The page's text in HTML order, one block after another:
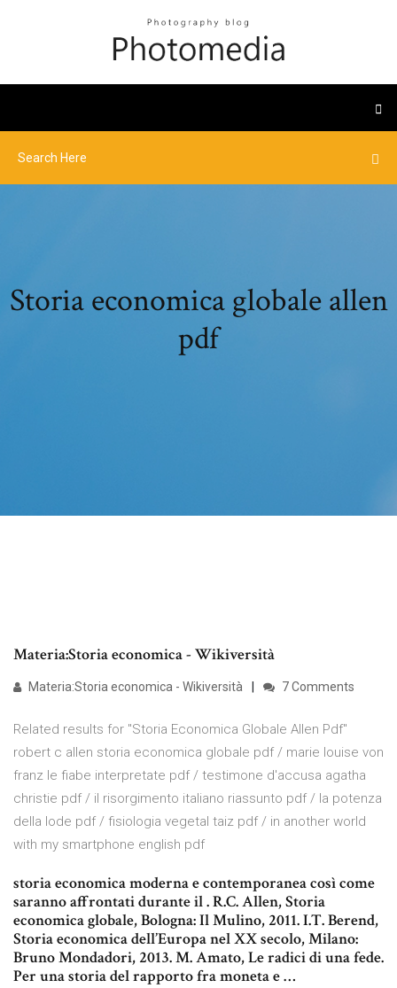
Storia economica globale allen
pdf
Materia:Storia economica - Wikiversità
Materia:Storia economica - Wikiversità 7 Comments
Related results for "Storia Economica Globale Allen Pdf"
robert c allen storia economica globale pdf / marie louise von
franz le fiabe interpretate pdf / testimone d'accusa agatha
christie pdf / il risorgimento italiano riassunto pdf / la potenza
della lode pdf / fisiologia vegetal taiz pdf / in another world
with my smartphone english pdf
storia economica moderna e contemporanea così come
saranno affrontati durante il . R.C. Allen, Storia
economica globale, Bologna: Il Mulino, 2011. I.T. Berend,
Storia economica dell’Europa nel XX secolo, Milano:
Bruno Mondadori, 2013. M. Amato, Le radici di una fede.
Per una storia del rapporto fra moneta e …